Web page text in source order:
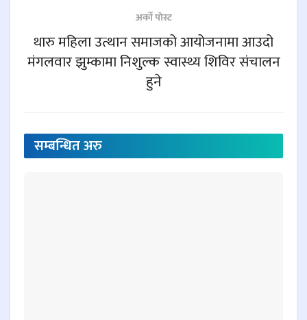
अर्काे पाेस्ट
थारु महिला उत्थान समाजको आयोजनामा आउदो
मंगलवार झुम्कामा निशुल्क स्वास्थ्य शिविर संचालन
हुने
सम्बन्धितअरु